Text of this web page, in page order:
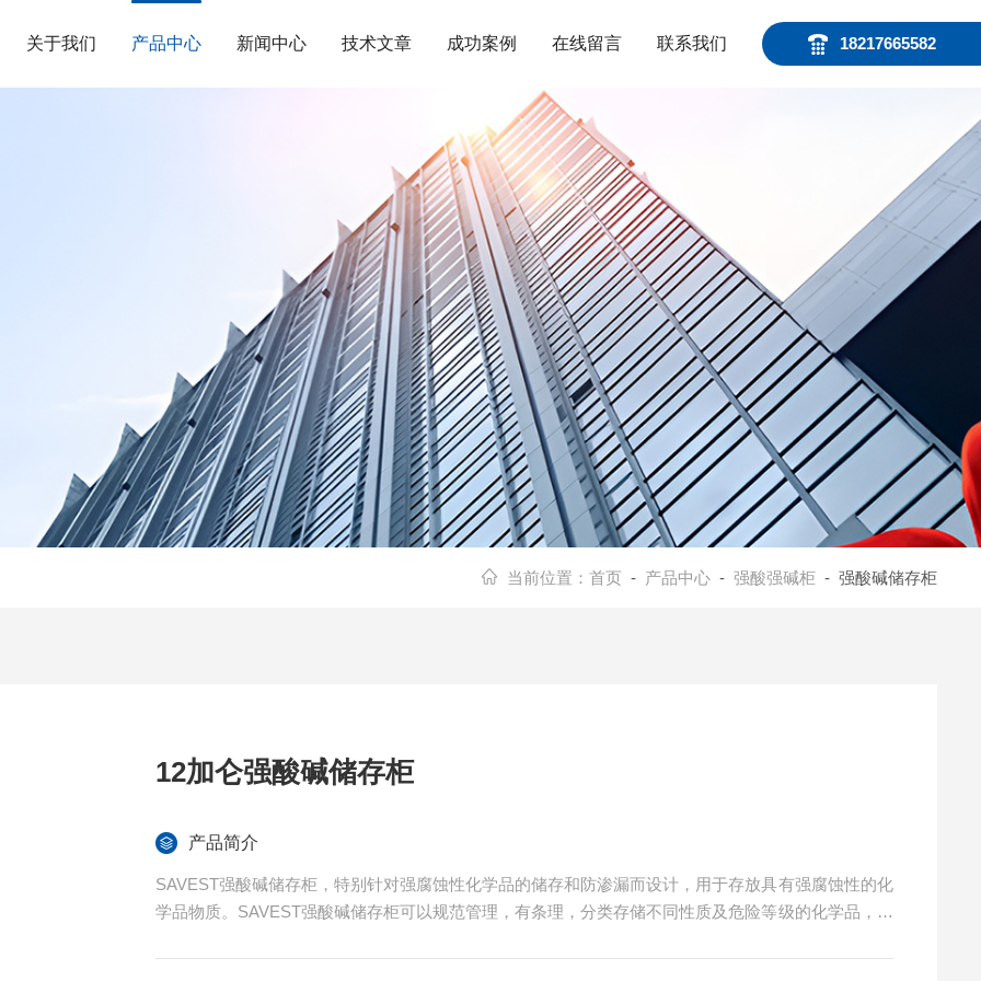
18217665582
关于我们 产品中心 新闻中心 技术文章 成功案例 在线留言 联系我们
当前位置： 首页 - 产品中心- 强酸强碱柜- 强酸碱储存柜
12加仑强酸碱储存柜
产品简介
SAVEST强酸碱储存柜，特别针对强腐蚀性化学品的储存和防渗漏而设计，用于存放具有强腐蚀性的化
学品物质。SAVEST强酸碱储存柜可以规范管理，有条理，分类存储不同性质及危险等级的化学品，减